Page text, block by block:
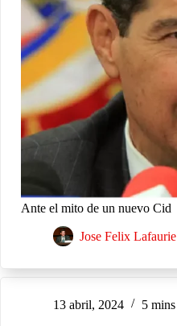
Ante el mito de un nuevo Cid
Jose Felix Lafaurie
13 abril, 2024 5 mins